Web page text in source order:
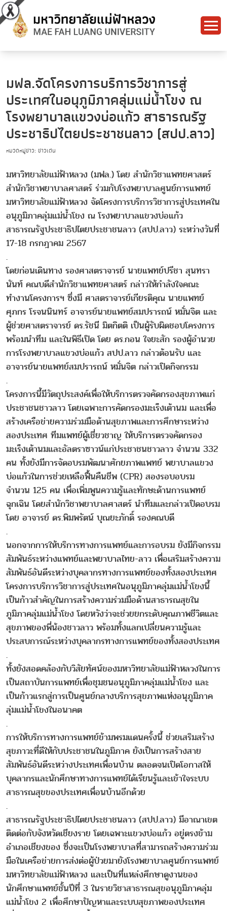
มฟล.จัดโครงการบริการวิชาการสู่
ประเทศในอนุภูมิภาคลุ่มแม่น้ำโขง ณ
โรงพยาบาลแขวงบ่อแก้ว สาธารณรัฐ
ประชาธิปไตยประชาชนลาว (สปป.ลาว)
หมวดหมู่ข่าว: ข่าวเด่น
มหาวิทยาลัยแม่ฟ้าหลวง (มฟล.) โดย สำนักวิชาแพทยศาสตร์
สำนักวิชาพยาบาลศาสตร์ ร่วมกับโรงพยาบาลศูนย์การแพทย์
มหาวิทยาลัยแม่ฟ้าหลวง จัดโครงการบริการวิชาการสู่ประเทศใน
อนุภูมิภาคลุ่มแม่น้ำโขง ณ โรงพยาบาลแขวงบ่อแก้ว
สาธารณรัฐประชาธิปไตยประชาชนลาว (สปป.ลาว) ระหว่างวันที่
17-18 กรกฎาคม 2567
.
โดยก่อนเดินทาง รองศาสตราจารย์ นายแพทย์ปรีชา สุนทรา
นันท์ คณบดีสำนักวิชาแพทยศาสตร์ กล่าวให้กำลังใจคณะ
ทำงานโครงการฯ ซึ่งมี ศาสตราจารย์เกียรติคุณ นายแพทย์
ศุภกร โรจนนินทร์ อาจารย์นายแพทย์สมปรารถน์ หมั่นจิต และ
ผู้ช่วยศาสตราจารย์ ดร.รัชนี มิตกิตติ เป็นผู้รับผิดชอบโครงการ
พร้อมนำทีม และในพิธีเปิด โดย ดร.กอน ใจยะสัก รองผู้อำนวย
การโรงพยาบาลแขวงบ่อแก้ว สปป.ลาว กล่าวต้อนรับ และ
อาจารย์นายแพทย์สมปรารถน์ หมั่นจิต กล่าวเปิดกิจกรรม
.
โครงการนี้มีวัตถุประสงค์เพื่อให้บริการตรวจคัดกรองสุขภาพแก่
ประชาชนชาวลาว โดยเฉพาะการคัดกรองมะเร็งเต้านม และเพื่อ
สร้างเครือข่ายความร่วมมือด้านสุขภาพและการศึกษาระหว่าง
สองประเทศ ทีมแพทย์ผู้เชี่ยวชาญ ให้บริการตรวจคัดกรอง
มะเร็งเต้านมและอัลตราซาวน์แก่ประชาชนชาวลาว จำนวน 332
คน ทั้งยังมีการจัดอบรมพัฒนาศักยภาพแพทย์ พยาบาลแขวง
บ่อแก้วในการช่วยเหลือฟื้นคืนชีพ (CPR) สองรอบอบรม
จำนวน 125 คน เพื่อเพิ่มพูนความรู้และทักษะด้านการแพทย์
ฉุกเฉิน โดยสำนักวิชาพยาบาลศาสตร์ นำทีมและกล่าวเปิดอบรม
โดย อาจารย์ ดร.พิมพรัตน์ บุณยะภักดิ์ รองคณบดี
.
นอกจากการให้บริการทางการแพทย์และการอบรม ยังมีกิจกรรม
สัมพันธ์ระหว่างแพทย์และพยาบาลไทย-ลาว เพื่อเสริมสร้างความ
สัมพันธ์อันดีระหว่างบุคลากรทางการแพทย์ของทั้งสองประเทศ
โครงการบริการวิชาการสู่ประเทศในอนุภูมิภาคลุ่มแม่น้ำโขงนี้
เป็นก้าวสำคัญในการสร้างความร่วมมือด้านสาธารณสุขใน
ภูมิภาคลุ่มแม่น้ำโขง โดยหวังว่าจะช่วยยกระดับคุณภาพชีวิตและ
สุขภาพของพี่น้องชาวลาว พร้อมทั้งแลกเปลี่ยนความรู้และ
ประสบการณ์ระหว่างบุคลากรทางการแพทย์ของทั้งสองประเทศ
.
ทั้งยังสอดคล้องกับวิสัยทัศน์ของมหาวิทยาลัยแม่ฟ้าหลวงในการ
เป็นสถาบันการแพทย์เพื่อชุมชนอนุภูมิภาคลุ่มแม่น้ำโขง และ
เป็นก้าวแรกสู่การเป็นศูนย์กลางบริการสุขภาพแห่งอนุภูมิภาค
ลุ่มแม่น้ำโขงในอนาคต
.
การให้บริการทางการแพทย์ข้ามพรมแดนครั้งนี้ ช่วยเสริมสร้าง
สุขภาวะที่ดีให้กับประชาชนในภูมิภาค ยังเป็นการสร้างสาย
สัมพันธ์อันดีระหว่างประเทศเพื่อนบ้าน ตลอดจนเปิดโอกาสให้
บุคลากรและนักศึกษาทางการแพทย์ได้เรียนรู้และเข้าใจระบบ
สาธารณสุขของประเทศเพื่อนบ้านอีกด้วย
.
สาธารณรัฐประชาธิปไตยประชาชนลาว (สปป.ลาว) มีอาณาเขต
ติดต่อกับจังหวัดเชียงราย โดยเฉพาะแขวงบ่อแก้ว อยู่ตรงข้าม
อำเภอเชียงของ ซึ่งจะเป็นโรงพยาบาลที่สามารถสร้างความร่วม
มือในเครือข่ายการส่งต่อผู้ป่วยมายังโรงพยาบาลศูนย์การแพทย์
มหาวิทยาลัยแม่ฟ้าหลวง และเป็นที่แหล่งศึกษาดูงานของ
นักศึกษาแพทย์ชั้นปีที่ 3 ในรายวิชาสาธารณสุขอนุภูมิภาคลุ่ม
แม่น้ำโขง 2 เพื่อศึกษาปัญหาและระบบสุขภาพของประเทศ